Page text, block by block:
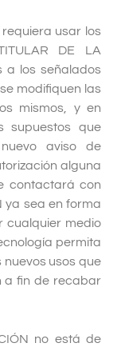
requiera usar los
DE LA
a los señalados
modifiquen las
mismos, y en
supuestos que
aviso de
alguna
contactará con
ya sea en forma
cualquier medio
permita
nuevos usos que
a fin de recabar
no está de